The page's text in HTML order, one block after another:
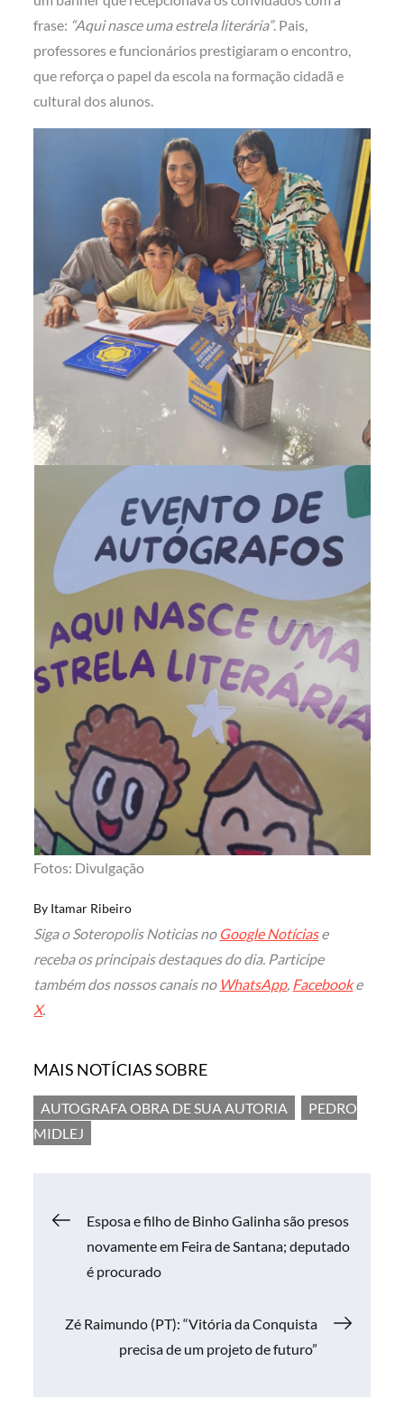
frase: “Aqui nasce uma estrela literária”. Pais,
professores e funcionários prestigiaram o encontro,
que reforça o papel da escola na formação cidadã e
cultural dos alunos.
Fotos: Divulgação
By Itamar Ribeiro
Siga o Soteropolis Noticias no Google Notíciase
receba os principais destaques do dia. Participe
também dos nossos canais no WhatsApp, Facebooke
X.
MAIS NOTÍCIAS SOBRE
AUTOGRAFA OBRA DE SUA AUTORIA
PEDRO
MIDLEJ
Navegação
de
Post
Esposa e filho de Binho Galinha são presos
novamente em Feira de Santana; deputado
é procurado
Zé Raimundo (PT): “Vitória da Conquista
precisa de um projeto de futuro”